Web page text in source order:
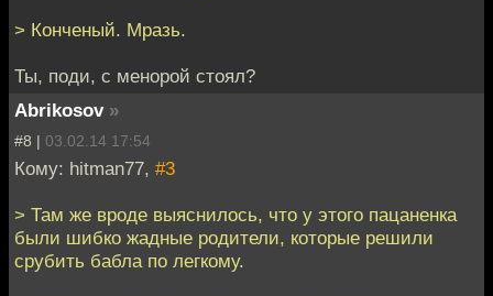
> Конченый. Мразь.
Ты, поди, с менорой стоял?
Abrikosov »
#8 | 03.02.14 17:54
Кому: hitman77, #3
> Там же вроде выяснилось, что у этого пацаненка
были шибко жадные родители, которые решили
срубить бабла по легкому.